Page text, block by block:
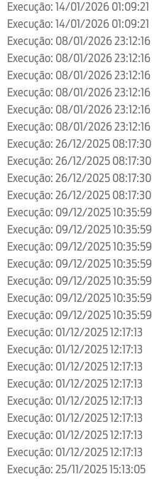
Execução: 14/01/2026 01:09:21
Execução: 14/01/2026 01:09:21
Execução: 08/01/2026 23:12:16
Execução: 08/01/2026 23:12:16
Execução: 08/01/2026 23:12:16
Execução: 08/01/2026 23:12:16
Execução: 08/01/2026 23:12:16
Execução: 08/01/2026 23:12:16
Execução: 26/12/2025 08:17:30
Execução: 26/12/2025 08:17:30
Execução: 26/12/2025 08:17:30
Execução: 26/12/2025 08:17:30
Execução: 09/12/2025 10:35:59
Execução: 09/12/2025 10:35:59
Execução: 09/12/2025 10:35:59
Execução: 09/12/2025 10:35:59
Execução: 09/12/2025 10:35:59
Execução: 09/12/2025 10:35:59
Execução: 09/12/2025 10:35:59
Execução: 01/12/2025 12:17:13
Execução: 01/12/2025 12:17:13
Execução: 01/12/2025 12:17:13
Execução: 01/12/2025 12:17:13
Execução: 01/12/2025 12:17:13
Execução: 01/12/2025 12:17:13
Execução: 01/12/2025 12:17:13
Execução: 01/12/2025 12:17:13
Execução: 25/11/2025 15:13:05